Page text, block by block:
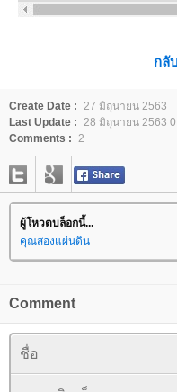
กลั
Create Date :
27 มิถุนายน 2563
Last Update :
28 มิถุนายน 2563
Comments :
2
ผู้โหวตบล็อกนี้...
คุณสองแผ่นดิน
Comment